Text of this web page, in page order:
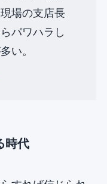
場の⽀店⻑
パワハラし
い。
時代